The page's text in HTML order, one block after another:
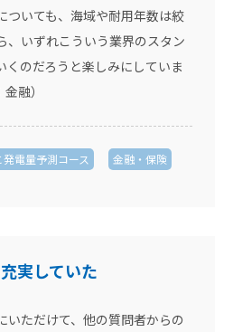
ついても、海域や耐用年数は絞
、いずれこういう業界のスタン
くのだろうと楽しみにしていま
融）
電量予測コース 金融・保険
実していた
いただけて、他の質問者からの